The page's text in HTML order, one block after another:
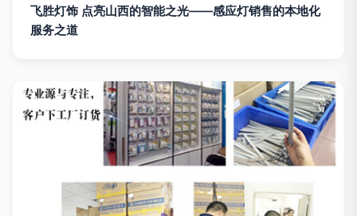
飞胜灯饰 点亮山西的智能之光——感应灯销售的本地化
服务之道